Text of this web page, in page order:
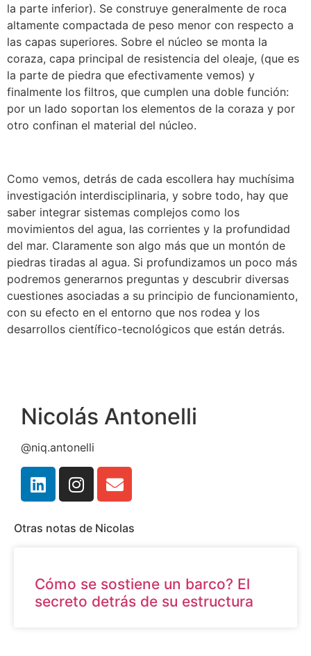
la parte inferior). Se construye generalmente de roca
altamente compactada de peso menor con respecto a
las capas superiores. Sobre el núcleo se monta la
coraza, capa principal de resistencia del oleaje, (que es
la parte de piedra que efectivamente vemos) y
finalmente los filtros, que cumplen una doble función:
por un lado soportan los elementos de la coraza y por
otro confinan el material del núcleo.
Como vemos, detrás de cada escollera hay muchísima
investigación interdisciplinaria, y sobre todo, hay que
saber integrar sistemas complejos como los
movimientos del agua, las corrientes y la profundidad
del mar. Claramente son algo más que un montón de
piedras tiradas al agua. Si profundizamos un poco más
podremos generarnos preguntas y descubrir diversas
cuestiones asociadas a su principio de funcionamiento,
con su efecto en el entorno que nos rodea y los
desarrollos científico-tecnológicos que están detrás.
Nicolás Antonelli
@niq.antonelli
Otras notas de Nicolas
Cómo se sostiene un barco? El
secreto detrás de su estructura